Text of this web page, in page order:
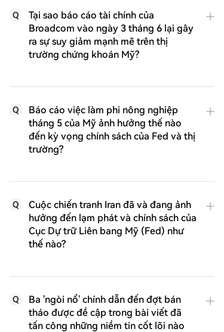
Q
Tại sao báo cáo tài chính của
Broadcom vào ngày 3 tháng 6 lại gây
ra sự suy giảm mạnh mẽ trên thị
trường chứng khoán Mỹ?
Q
Báo cáo việc làm phi nông nghiệp
tháng 5 của Mỹ ảnh hưởng thế nào
đến kỳ vọng chính sách của Fed và thị
trường?
Q
Cuộc chiến tranh Iran đã và đang ảnh
hưởng đến lạm phát và chính sách của
Cục Dự trữ Liên bang Mỹ (Fed) như
thế nào?
Q
Ba 'ngòi nổ' chính dẫn đến đợt bán
tháo được đề cập trong bài viết đã
tấn công những niềm tin cốt lõi nào